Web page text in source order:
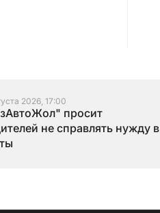
2026, 17:00
просит
не справлять нужду в